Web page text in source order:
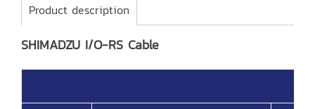
Product description
SHIMADZU I/O-RS Cable